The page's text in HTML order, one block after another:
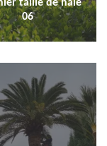
taille de haie
06